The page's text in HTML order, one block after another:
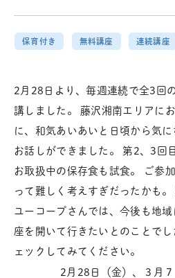
保育付き 無料講座 連続講座
2月28日より、毎週連続で全3回
講しました。 藤沢湘南エリアに
に、和気あいあいと日頃から気
お話しができました。 第2、3回
お取扱中の保存食も試食。 ご参
って難しく考えすぎだったかも。
ユーコープさんでは、今後も地
座を開いて行きたいとのことで
ェックしてみてください。
2月28日（金）、３月